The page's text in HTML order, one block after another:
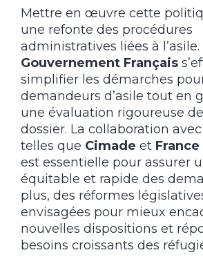
Mettre en œuvre cette
une refonte des procédures
administratives liées à l’asile.
Gouvernement Français
simplifier les démarches
demandeurs d’asile tout en
une évaluation rigoureuse
dossier. La collaboration
telles que Cimade et France
est essentielle pour assurer
équitable et rapide des
plus, des réformes
envisagées pour mieux
nouvelles dispositions et
besoins croissants des